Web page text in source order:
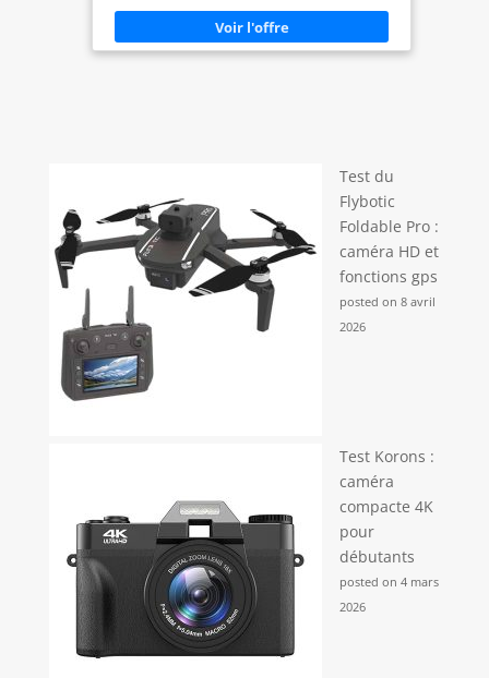
Test du
Flybotic
Foldable Pro :
caméra HD et
fonctions gps
posted on 8 avril
2026
Test Korons :
caméra
compacte 4K
pour
débutants
posted on 4 mars
2026